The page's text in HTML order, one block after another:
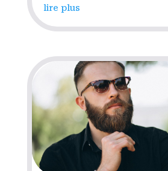
lire plus